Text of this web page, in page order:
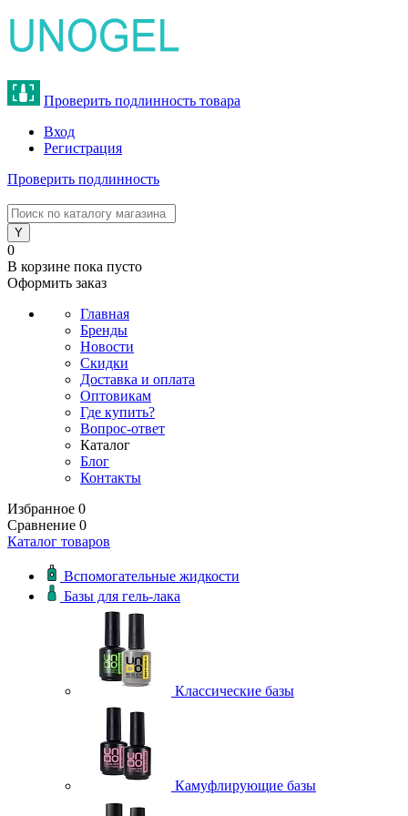
Проверить подлинность товара
Вход
Регистрация
Проверить подлинность
0
В корзине пока пусто
Оформить заказ
Главная
Бренды
Новости
Скидки
Доставка и оплата
Оптовикам
Где купить?
Вопрос-ответ
Каталог
Блог
Контакты
Избранное 0
Сравнение 0
Каталог товаров
Вспомогательные жидкости
Базы для гель-лака
Классические базы
Камуфлирующие базы